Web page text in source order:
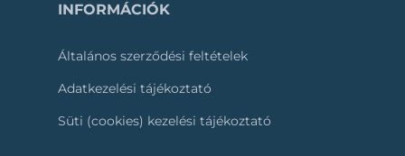
INFORMÁCIÓK
Általános szerződési feltételek
Adatkezelési tájékoztató
Süti (cookies) kezelési tájékoztató